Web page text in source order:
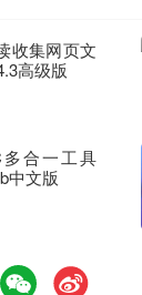
收集网页文
高级版
合一工具
中文版